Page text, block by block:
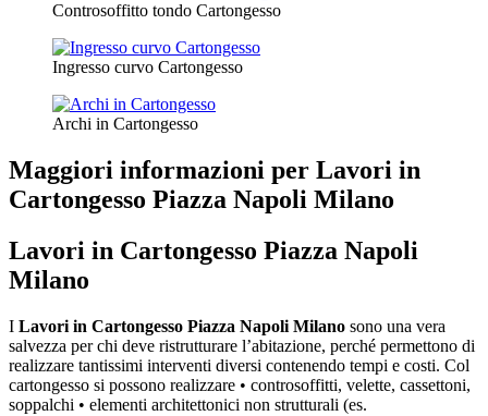
Controsoffitto tondo Cartongesso
Ingresso curvo Cartongesso
Archi in Cartongesso
Maggiori informazioni per Lavori in
Cartongesso Piazza Napoli Milano
Lavori in Cartongesso Piazza Napoli
Milano
I Lavori in Cartongesso Piazza Napoli Milano sono una vera
salvezza per chi deve ristrutturare l’abitazione, perché permettono di
realizzare tantissimi interventi diversi contenendo tempi e costi. Col
cartongesso si possono realizzare • controsoffitti, velette, cassettoni,
soppalchi • elementi architettonici non strutturali (es.